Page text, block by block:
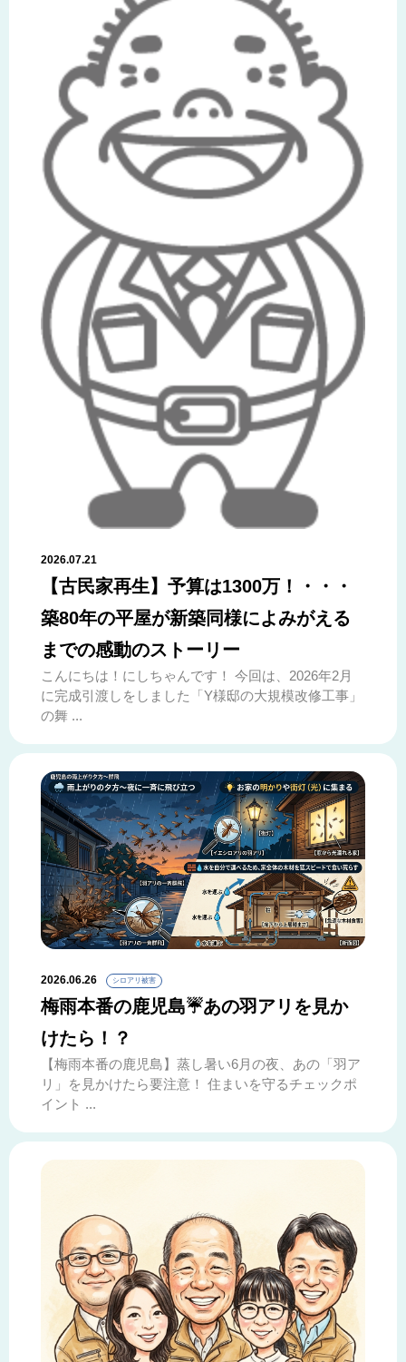
2026.07.21
【古民家再生】予算は1300万！・・・
築80年の平屋が新築同様によみがえる
までの感動のストーリー
こんにちは！にしちゃんです！ 今回は、2026年2月
に完成引渡しをしました「Y様邸の大規模改修工事」
の舞 ...
2026.06.26 シロアリ被害
梅雨本番の鹿児島☔あの羽アリを見か
けたら！？
【梅雨本番の鹿児島】蒸し暑い6月の夜、あの「羽ア
リ」を見かけたら要注意！ 住まいを守るチェックポ
イント ...